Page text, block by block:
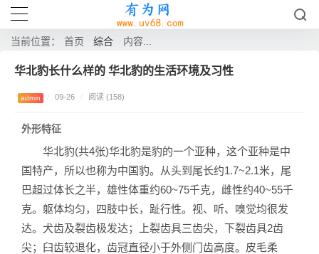
当前位置： 首页 综合 内容...
华北豹长什么样的 华北豹的生活环境及习性
admin / 09-26 / 阅读 (158)
外形特征
华北豹(共4张)华北豹是豹的一个亚种，这个亚种是中
国特产，所以也称为中国豹。从头到尾长约1.7~2.1米，尾
巴超过体长之半，雄性体重约60~75千克，雌性约40~55千
克。躯体均匀，四肢中长，趾行性。视、听、嗅觉均很发
达。犬齿及裂齿极发达；上裂齿具三齿尖，下裂齿具2齿
尖；臼齿较退化，齿冠直径小于外侧门齿高度。皮毛柔